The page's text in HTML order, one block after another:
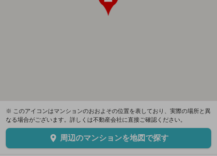
※ このアイコンはマンションのおおよその位置を表しており、実際の場所と異
なる場合がございます。詳しくは不動産会社に直接ご確認ください。
周辺のマンションを地図で探す